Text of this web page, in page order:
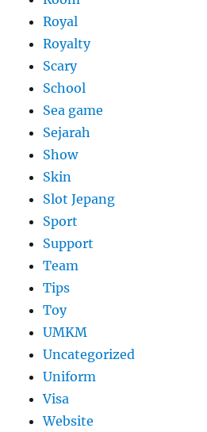
Royal
Royalty
Scary
School
Sea game
Sejarah
Show
Skin
Slot Jepang
Sport
Support
Team
Tips
Toy
UMKM
Uncategorized
Uniform
Visa
Website